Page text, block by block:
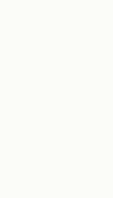
Hôtel Les
Haben Sie